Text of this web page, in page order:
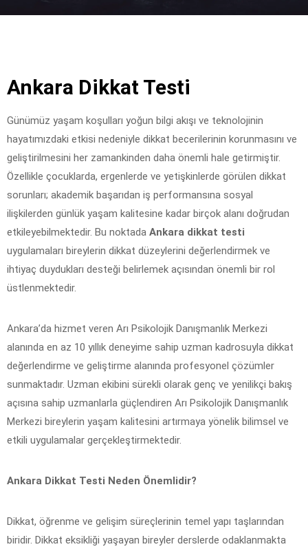
Ankara Dikkat Testi
Günümüz yaşam koşulları yoğun bilgi akışı ve teknolojinin
hayatımızdaki etkisi nedeniyle dikkat becerilerinin korunmasını ve
geliştirilmesini her zamankinden daha önemli hale getirmiştir.
Özellikle çocuklarda, ergenlerde ve yetişkinlerde görülen dikkat
sorunları; akademik başarıdan iş performansına sosyal
ilişkilerden günlük yaşam kalitesine kadar birçok alanı doğrudan
etkileyebilmektedir. Bu noktada Ankara dikkat testi
uygulamaları bireylerin dikkat düzeylerini değerlendirmek ve
ihtiyaç duydukları desteği belirlemek açısından önemli bir rol
üstlenmektedir.
Ankara’da hizmet veren Arı Psikolojik Danışmanlık Merkezi
alanında en az 10 yıllık deneyime sahip uzman kadrosuyla dikkat
değerlendirme ve geliştirme alanında profesyonel çözümler
sunmaktadır. Uzman ekibini sürekli olarak genç ve yenilikçi bakış
açısına sahip uzmanlarla güçlendiren Arı Psikolojik Danışmanlık
Merkezi bireylerin yaşam kalitesini artırmaya yönelik bilimsel ve
etkili uygulamalar gerçekleştirmektedir.
Ankara Dikkat Testi Neden Önemlidir?
Dikkat, öğrenme ve gelişim süreçlerinin temel yapı taşlarından
biridir. Dikkat eksikliği yaşayan bireyler derslerde odaklanmakta